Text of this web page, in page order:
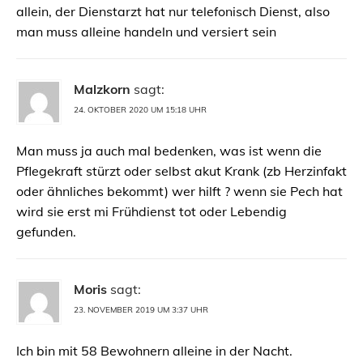
allein, der Dienstarzt hat nur telefonisch Dienst, also
man muss alleine handeln und versiert sein
Malzkorn sagt:
24. OKTOBER 2020 UM 15:18 UHR
Man muss ja auch mal bedenken, was ist wenn die
Pflegekraft stürzt oder selbst akut Krank (zb Herzinfakt
oder ähnliches bekommt) wer hilft ? wenn sie Pech hat
wird sie erst mi Frühdienst tot oder Lebendig
gefunden.
Moris sagt:
23. NOVEMBER 2019 UM 3:37 UHR
Ich bin mit 58 Bewohnern alleine in der Nacht.